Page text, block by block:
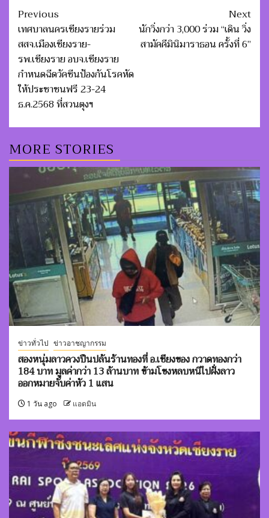
Post
navigation
Previous
เทศบาลนครเชียงรายร่วม
สสจ.เมืองเชียงราย-
รพ.เชียงราย อบจ.เชียงราย
กำหนดฉีดวัคซีนป้องกันโรคหัด
ให้ประชาชนฟรี 23-24
ธ.ค.2568 ที่สวนตุงฯ
Next
นักวิ่งกว่า 3,000 ร่วม “เดิน วิ่ง
สามัคคีมินิมาราธอน ครั้งที่ 6”
MORE STORIES
ข่าวทั่วไป ข่าวอาชญากรรม
สองหนุ่มลาวควงปืนปล้นร้านทองที่ อ.เชียงของ กวาดทองกว่า
184 บาท มูลค่ากว่า 13 ล้านบาท ข้ามโขงหลบหนีไปฝั่งลาว
ออกหมายจับค่าหัว 1 แสน
1 วัน ago แอดมิน